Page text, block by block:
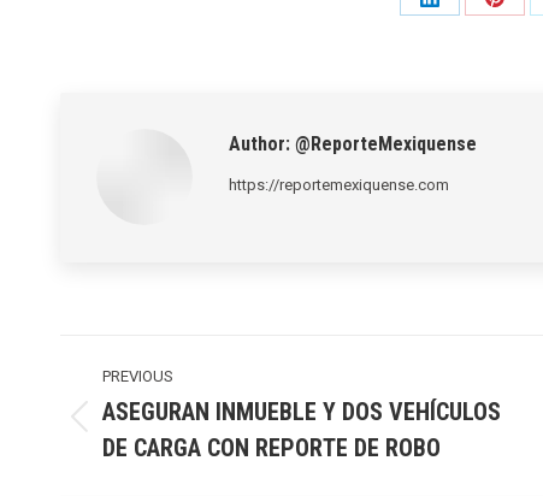
Share
Share
Author: @ReporteMexiquense
https://reportemexiquense.com
navigation
PREVIOUS
post:
ASEGURAN INMUEBLE Y DOS VEHÍCULOS
DE CARGA CON REPORTE DE ROBO